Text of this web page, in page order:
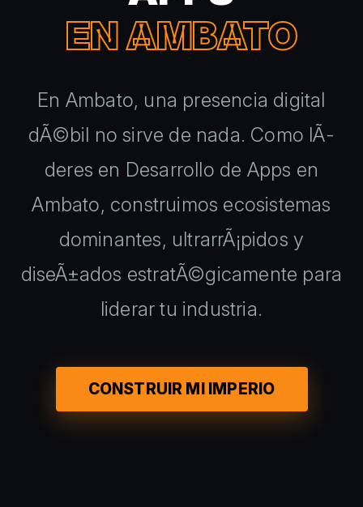
EN AMBATO
En Ambato, una presencia digital
dÃ©bil no sirve de nada. Como lÃ­
deres en Desarrollo de Apps en
Ambato, construimos ecosistemas
dominantes, ultrarrÃ¡pidos y
diseÃ±ados estratÃ©gicamente para
liderar tu industria.
CONSTRUIR MI IMPERIO